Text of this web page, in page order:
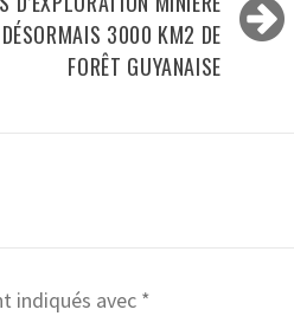
3000 KM2 DE
FORÊT GUYANAISE
indiqués avec *